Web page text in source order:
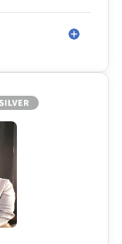
な経営アドバイ
なって解決し
られる」税理
成長するため